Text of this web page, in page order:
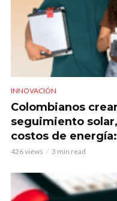
INNOVACIÓN
Colombianos
seguimiento
costos de
426 views 3 min read